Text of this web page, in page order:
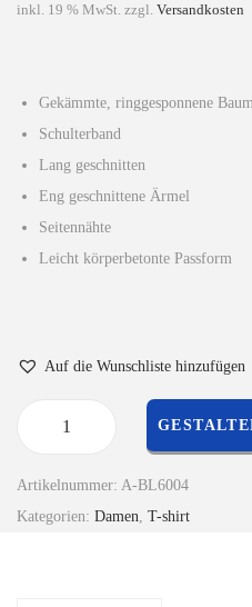
inkl. 19 % MwSt. zzgl. Versandkosten
Gekämmte, ringgesponnene
Schulterband
Lang geschnitten
Eng geschnittene Ärmel
Seitennähte
Leicht körperbetonte Passform
Auf die Wunschliste hinzufügen
Artikelnummer: A-BL6004
Kategorien: Damen T-shirt